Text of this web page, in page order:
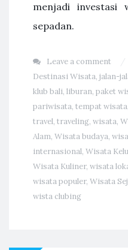
menjadi investasi
sepadan.
Leave a comment
Destinasi Wisata, jalan-
klub bali, liburan, paket
pariwisata, tempat wisata
travel, traveling, wisata,
Alam, Wisata budaya,
internasional, Wisata
Wisata Kuliner, wisata
wisata populer, Wisata
wista clubing